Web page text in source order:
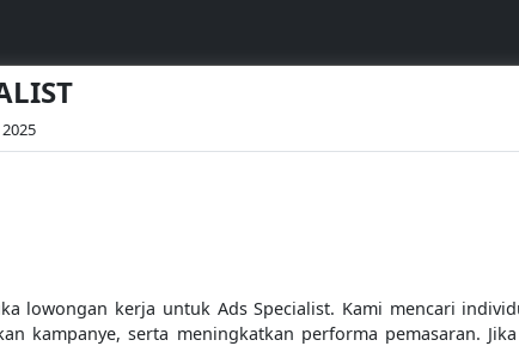
lowongan kerja untuk Ads Specialist. Kami mencari
kampanye, serta meningkatkan performa pemasaran.